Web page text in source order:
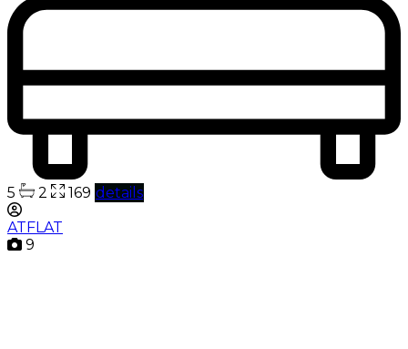
5 2 169 details
ATFLAT
9